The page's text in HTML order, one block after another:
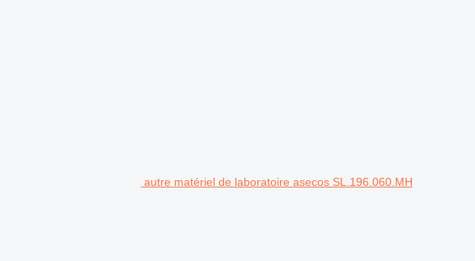
autre matériel de laboratoire asecos SL.196.060.MH